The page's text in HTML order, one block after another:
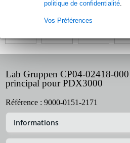
politique de confidentialité.
Vos Préférences
Autres variantes (4)
Lab Gruppen CP04-02418-
principal pour PDX3000
Référence : 9000-0151-2171
Informations